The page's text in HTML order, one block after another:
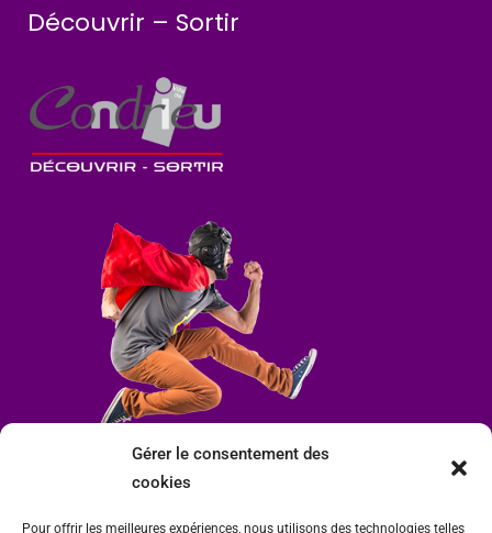
Gérer le consentement des
cookies
Pour offrir les meilleures expériences, nous utilisons des technologies telles
Découvrir – Sortir